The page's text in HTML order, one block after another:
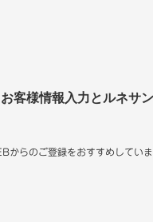
客様情報入力とルネサ
らのご登録をおすすめしていま